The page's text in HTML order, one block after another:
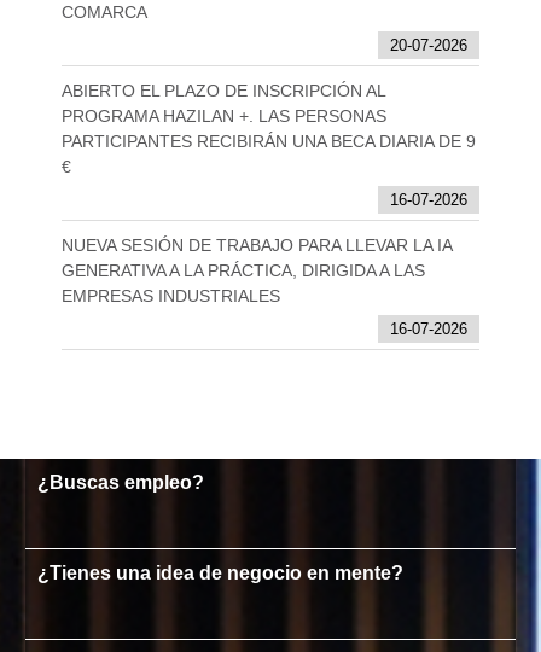
COMARCA
20-07-2026
ABIERTO EL PLAZO DE INSCRIPCIÓN AL
PROGRAMA HAZILAN +. LAS PERSONAS
PARTICIPANTES RECIBIRÁN UNA BECA DIARIA DE 9
€
16-07-2026
NUEVA SESIÓN DE TRABAJO PARA LLEVAR LA IA
GENERATIVA A LA PRÁCTICA, DIRIGIDA A LAS
EMPRESAS INDUSTRIALES
16-07-2026
¿Buscas empleo?
¿Tienes una idea de negocio en mente?